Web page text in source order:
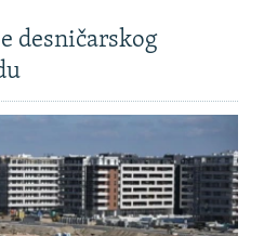
desničarskog